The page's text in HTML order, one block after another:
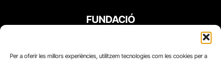
Per a oferir les millors experiències, utilitzem tecnologies com les cookies per a
FUNDACIÓ